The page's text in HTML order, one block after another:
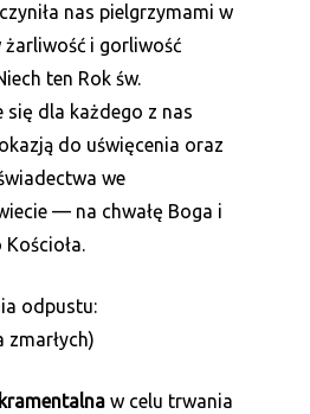
nas pielgrzymami w
żarliwość i gorliwość
ten Rok św.
się dla każdego z nas
do uświęcenia oraz
we
— na chwałę Boga i
odpustu:
zmarłych)
w celu trwania